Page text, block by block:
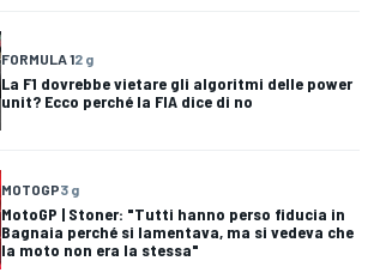
FORMULA 12 g
La F1 dovrebbe vietare gli algoritmi delle power
unit? Ecco perché la FIA dice di no
MOTOGP3 g
MotoGP | Stoner: "Tutti hanno perso fiducia in
Bagnaia perché si lamentava, ma si vedeva che
la moto non era la stessa"